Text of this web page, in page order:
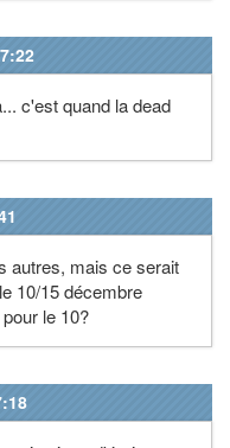
c'est quand la dead
autres, mais ce serait
10/15 décembre
le 10?